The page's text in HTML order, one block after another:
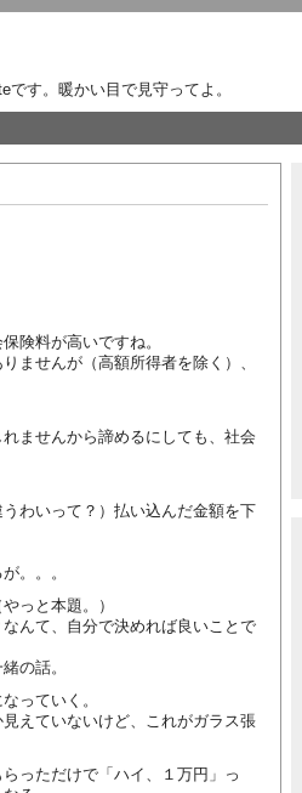
す。暖かい目で見守ってよ。
険料が高いですね。
ませんが（高額所得者を除く）、
ませんから諦めるにしても、社会
わいって？）払い込んだ金額を下
。。。
っと本題。）
んて、自分で決めれば良いことで
の話。
っていく。
えていないけど、これがガラス張
っただけで「ハイ、１万円」っ